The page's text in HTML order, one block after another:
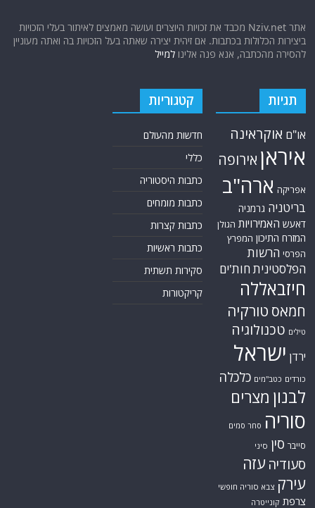
אתר Nziv.net מכבד את זכויות היוצרים ועושה מאמצים לאיתור בעלי הזכויות
ביצירות הכלולות בכתבות. אם זיהית יצירה שאתה בעל הזכויות בה ואתה מעוניין
להסירה מהכתבה, אנא פנה אלינולמייל
תגיות
או"ם אוקראינה
איראן אירופה
אפריקה ארה"ב
בריטניה גרמניה
דאעש האמירויות הגולן
המזרח התיכון המפרץ
הפרסי הרשות
הפלסטינית חות'ים
חיזבאללה
חמאס טורקיה
טילים טכנולוגיה
ירדן ישראל
כורדים כטב"מים כלכלה
לבנון מצרים
סוריה סחר סמים
סייבר סין סיני
סעודיה עזה
עירק צבא סוריה חופשי
צרפת קונייטרה
קטגוריות
חדשות מהעולם
כללי
כתבות היסטוריה
כתבות מומחים
כתבות קצרות
כתבות ראשיות
סקירות תשתית
קריקטורות